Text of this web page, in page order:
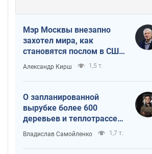
Мэр Москвы внезапно
захотел мира, как
становятся послом в США
и новые украинские топ-
рейтинги
Александр Кирш 1,5 т.
О запланированной
вырубке более 600
деревьев и теплотрассе:
что происходит на
Теремках в Киеве
Владислав Самойленко 1,7 т.